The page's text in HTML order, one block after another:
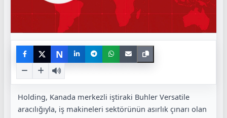
N
Holding, Kanada merkezli iştiraki Buhler Versatile
aracılığıyla, iş makineleri sektörünün asırlık çınarı olan